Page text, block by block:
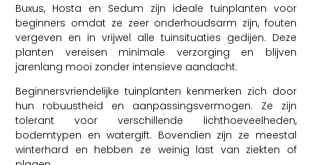
Buxus, Hosta en Sedum zijn ideale tuinplanten voor
beginners omdat ze zeer onderhoudsarm zijn, fouten
vergeven en in vrijwel alle tuinsituaties gedijen. Deze
planten vereisen minimale verzorging en blijven
jarenlang mooi zonder intensieve aandacht.
Beginnersvriendelijke tuinplanten kenmerken zich door
hun robuustheid en aanpassingsvermogen. Ze zijn
tolerant voor verschillende lichthoeveelheden,
bodemtypen en watergift. Bovendien zijn ze meestal
winterhard en hebben ze weinig last van ziekten of